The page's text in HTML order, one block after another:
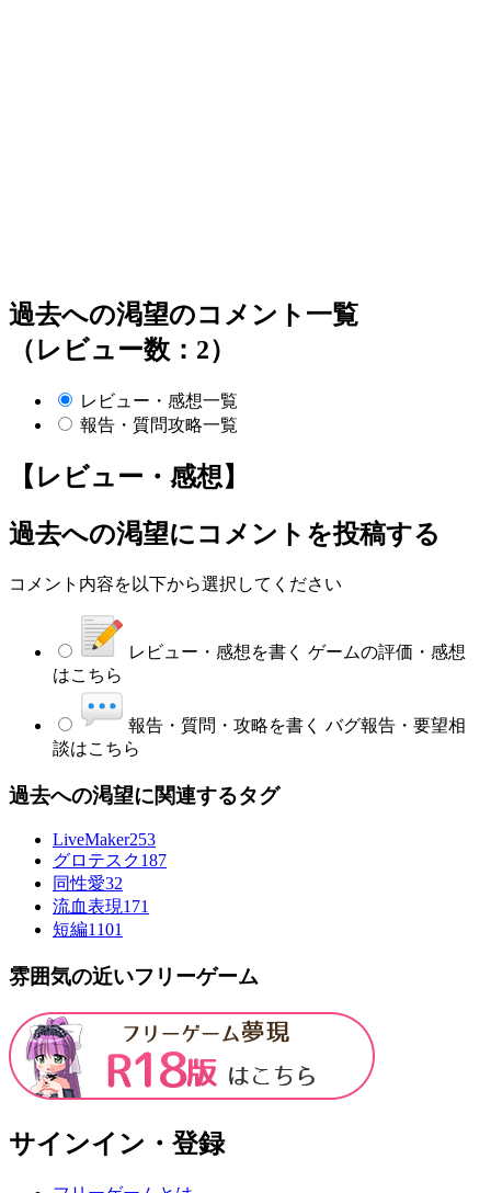
過去への渇望のコメント一覧
（レビュー数：2）
レビュー・感想一覧
報告・質問攻略一覧
【レビュー・感想】
過去への渇望にコメントを投稿する
コメント内容を以下から選択してください
レビュー・感想を書く ゲームの評価・感想
はこちら
報告・質問・攻略を書く バグ報告・要望相
談はこちら
過去への渇望に関連するタグ
LiveMaker253
グロテスク187
同性愛32
流血表現171
短編1101
雰囲気の近いフリーゲーム
サインイン・登録